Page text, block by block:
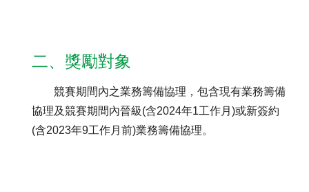
二、獎勵對象
競賽期間內之業務籌備協理，包含現有業務籌備
協理及競賽期間內晉級(含2024年1工作月)或新簽約
(含2023年9工作月前)業務籌備協理。